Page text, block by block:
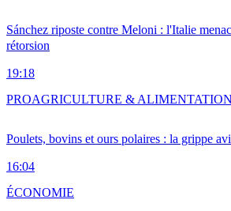
Sánchez riposte contre Meloni : l'Italie
rétorsion
19:18
Poulets, bovins et ours polaires : la grippe
16:04
PROAGRICULTURE & ALIMENTATION
ÉCONOMIE